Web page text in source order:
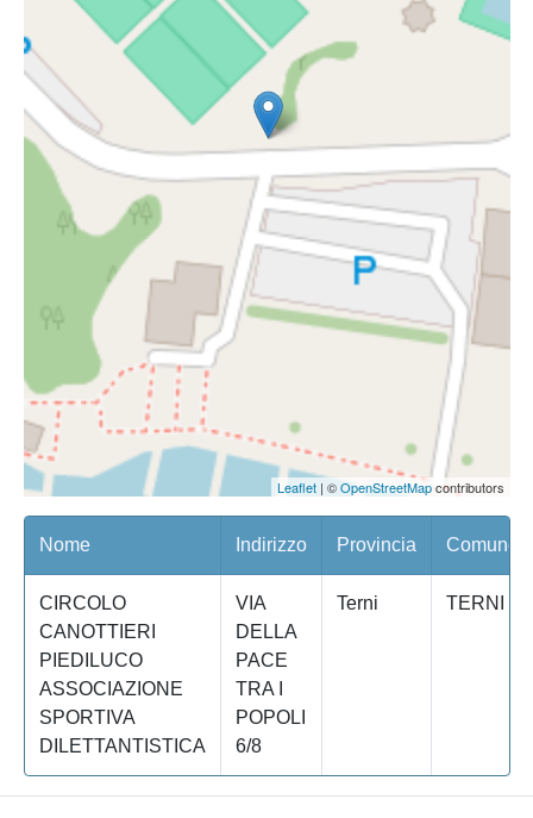
Leaflet| ©OpenStreetMapcontributors
Nome Indirizzo Provincia Comune/
CIRCOLO
CANOTTIERI
PIEDILUCO
ASSOCIAZIONE
SPORTIVA
DILETTANTISTICA
VIA
DELLA
PACE
TRA I
POPOLI
6/8
Terni TERNI